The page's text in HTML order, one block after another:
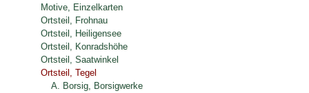
Motive, Einzelkarten
Ortsteil, Frohnau
Ortsteil, Heiligensee
Ortsteil, Konradshöhe
Ortsteil, Saatwinkel
Ortsteil, Tegel
A. Borsig, Borsigwerke